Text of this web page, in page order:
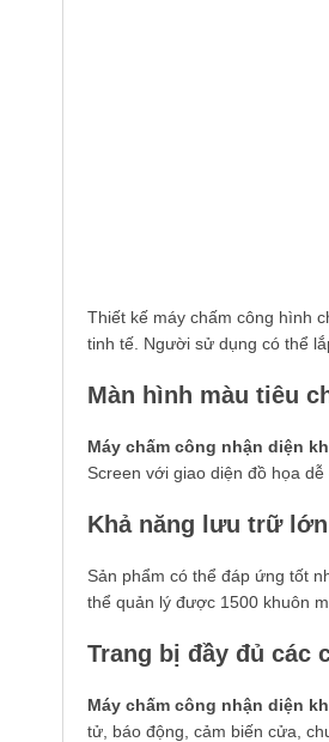
Thiết kế máy chấm công hình
tinh tế. Người sử dụng có thể
Màn hình màu tiêu
Máy chấm công nhận diện
Screen với giao diện đồ họa
Khả năng lưu trữ lớn
Sản phẩm có thể đáp ứng tốt
thể quản lý được 1500 khuôn
Trang bị đầy đủ các
Máy chấm công nhận diện
tử, báo động, cảm biến cửa,